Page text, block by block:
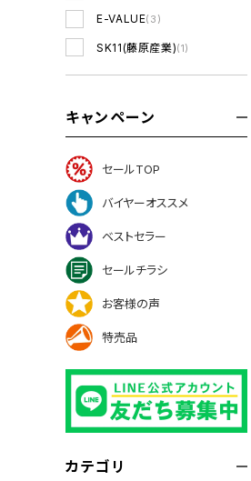
E-VALUE(3)
SK11(藤原産業)(1)
キャンペーン
セールTOP
バイヤーオススメ
ベストセラー
セールチラシ
お客様の声
特売品
カテゴリ